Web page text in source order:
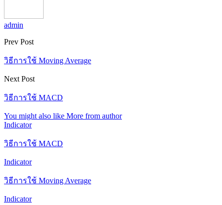
admin
Prev Post
วิธีการใช้ Moving Average
Next Post
วิธีการใช้ MACD
You might also like More from author
Indicator
วิธีการใช้ MACD
Indicator
วิธีการใช้ Moving Average
Indicator